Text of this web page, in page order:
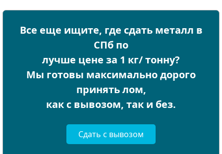
Все еще ищите, где сдать металл в
СПб по
лучше цене за 1 кг/ тонну?
Мы готовы максимально дорого
принять лом,
как с вывозом, так и без.
Сдать с вывозом